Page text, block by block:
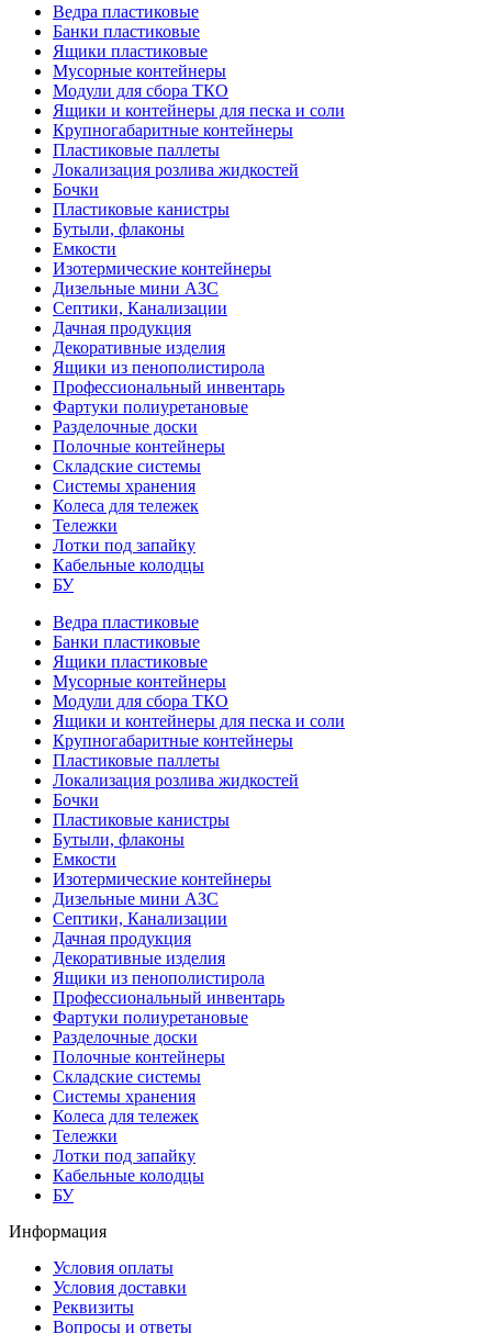
Ведра пластиковые
Банки пластиковые
Ящики пластиковые
Мусорные контейнеры
Модули для сбора ТКО
Ящики и контейнеры для песка и соли
Крупногабаритные контейнеры
Пластиковые паллеты
Локализация розлива жидкостей
Бочки
Пластиковые канистры
Бутыли, флаконы
Емкости
Изотермические контейнеры
Дизельные мини АЗС
Септики, Канализации
Дачная продукция
Декоративные изделия
Ящики из пенополистирола
Профессиональный инвентарь
Фартуки полиуретановые
Разделочные доски
Полочные контейнеры
Складские системы
Системы хранения
Колеса для тележек
Тележки
Лотки под запайку
Кабельные колодцы
БУ
Ведра пластиковые
Банки пластиковые
Ящики пластиковые
Мусорные контейнеры
Модули для сбора ТКО
Ящики и контейнеры для песка и соли
Крупногабаритные контейнеры
Пластиковые паллеты
Локализация розлива жидкостей
Бочки
Пластиковые канистры
Бутыли, флаконы
Емкости
Изотермические контейнеры
Дизельные мини АЗС
Септики, Канализации
Дачная продукция
Декоративные изделия
Ящики из пенополистирола
Профессиональный инвентарь
Фартуки полиуретановые
Разделочные доски
Полочные контейнеры
Складские системы
Системы хранения
Колеса для тележек
Тележки
Лотки под запайку
Кабельные колодцы
БУ
Информация
Условия оплаты
Условия доставки
Реквизиты
Вопросы и ответы